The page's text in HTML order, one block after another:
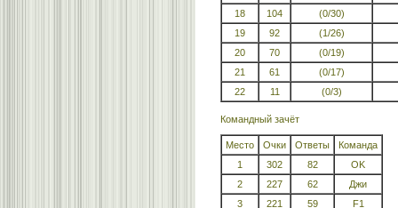
18
104
(0/30)
19
92
(1/26)
20
70
(0/19)
21
61
(0/17)
22
11 (0/3)
Командный зачёт
Место Очки Ответы
Команда
1
302 82
OK
2
227 62
Джи
3
221 59
F1